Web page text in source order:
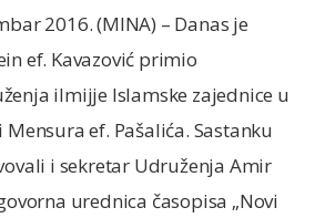
2016. (MINA) – Danas je
ef. Kavazović primio
ilmijje Islamske zajednice u
ef. Pašalića. Sastanku
i sekretar Udruženja Amir
urednica časopisa „Novi